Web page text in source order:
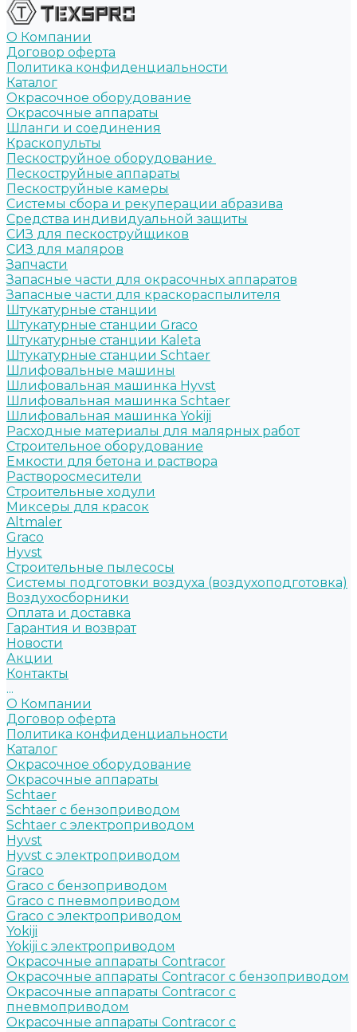
О Компании
Договор оферта
Политика конфиденциальности
Каталог
Окрасочное оборудование
Окрасочные аппараты
Шланги и соединения
Краскопульты
Пескоструйное оборудование
Пескоструйные аппараты
Пескоструйные камеры
Системы сбора и рекуперации абразива
Средства индивидуальной защиты
СИЗ для пескоструйщиков
СИЗ для маляров
Запчасти
Запасные части для окрасочных аппаратов
Запасные части для краскораспылителя
Штукатурные станции
Штукатурные станции Graco
Штукатурные станции Kaleta
Штукатурные станции Schtaer
Шлифовальные машины
Шлифовальная машинка Hyvst
Шлифовальная машинка Schtaer
Шлифовальная машинка Yokiji
Расходные материалы для малярных работ
Строительное оборудование
Емкости для бетона и раствора
Растворосмесители
Строительные ходули
Миксеры для красок
Altmaler
Graco
Hyvst
Строительные пылесосы
Системы подготовки воздуха (воздухоподготовка)
Воздухосборники
Оплата и доставка
Гарантия и возврат
Новости
Акции
Контакты
...
О Компании
Договор оферта
Политика конфиденциальности
Каталог
Окрасочное оборудование
Окрасочные аппараты
Schtaer
Schtaer с бензоприводом
Schtaer c электроприводом
Hyvst
Hyvst с электроприводом
Graco
Graco c бензоприводом
Graco с пневмоприводом
Graco с электроприводом
Yokiji
Yokiji c электроприводом
Окрасочные аппараты Contracor
Окрасочные аппараты Contracor с бензоприводом
Окрасочные аппараты Contracor с
пневмоприводом
Окрасочные аппараты Contracor с